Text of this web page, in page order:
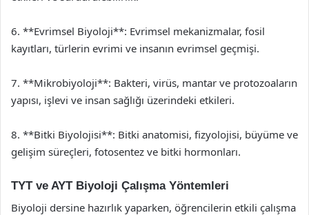
6. **Evrimsel Biyoloji**: Evrimsel mekanizmalar, fosil
kayıtları, türlerin evrimi ve insanın evrimsel geçmişi.
7. **Mikrobiyoloji**: Bakteri, virüs, mantar ve protozoaların
yapısı, işlevi ve insan sağlığı üzerindeki etkileri.
8. **Bitki Biyolojisi**: Bitki anatomisi, fizyolojisi, büyüme ve
gelişim süreçleri, fotosentez ve bitki hormonları.
TYT ve AYT Biyoloji Çalışma Yöntemleri
Biyoloji dersine hazırlık yaparken, öğrencilerin etkili çalışma